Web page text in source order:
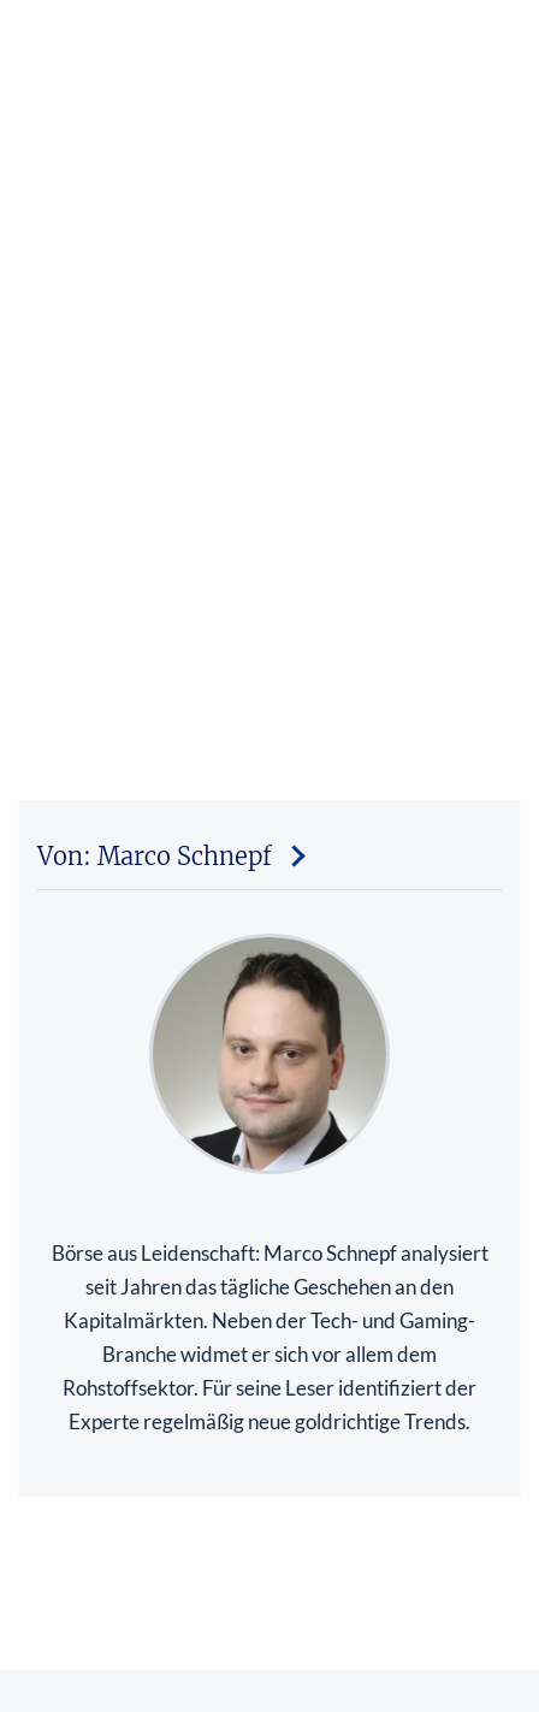
Von: Marco Schnepf
Börse aus Leidenschaft: Marco Schnepf analysiert
seit Jahren das tägliche Geschehen an den
Kapitalmärkten. Neben der Tech- und Gaming-
Branche widmet er sich vor allem dem
Rohstoffsektor. Für seine Leser identifiziert der
Experte regelmäßig neue goldrichtige Trends.